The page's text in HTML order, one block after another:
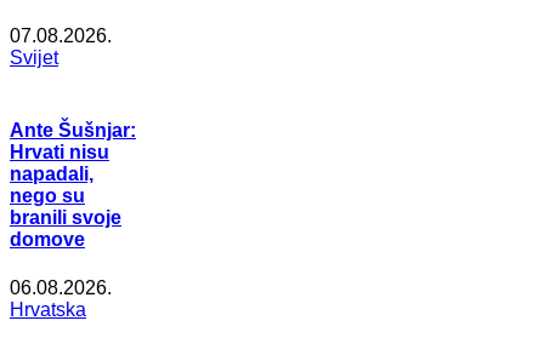
07.08.2026.
Svijet
Ante Šušnjar:
Hrvati nisu
napadali,
nego su
branili svoje
domove
06.08.2026.
Hrvatska